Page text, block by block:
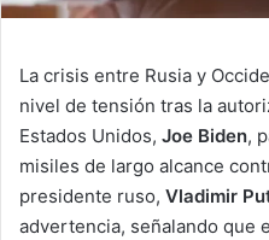
La crisis entre Rusia y
nivel de tensión tras la
Estados Unidos, Joe Biden,
misiles de largo alcance
presidente ruso, Vladimir
advertencia, señalando que